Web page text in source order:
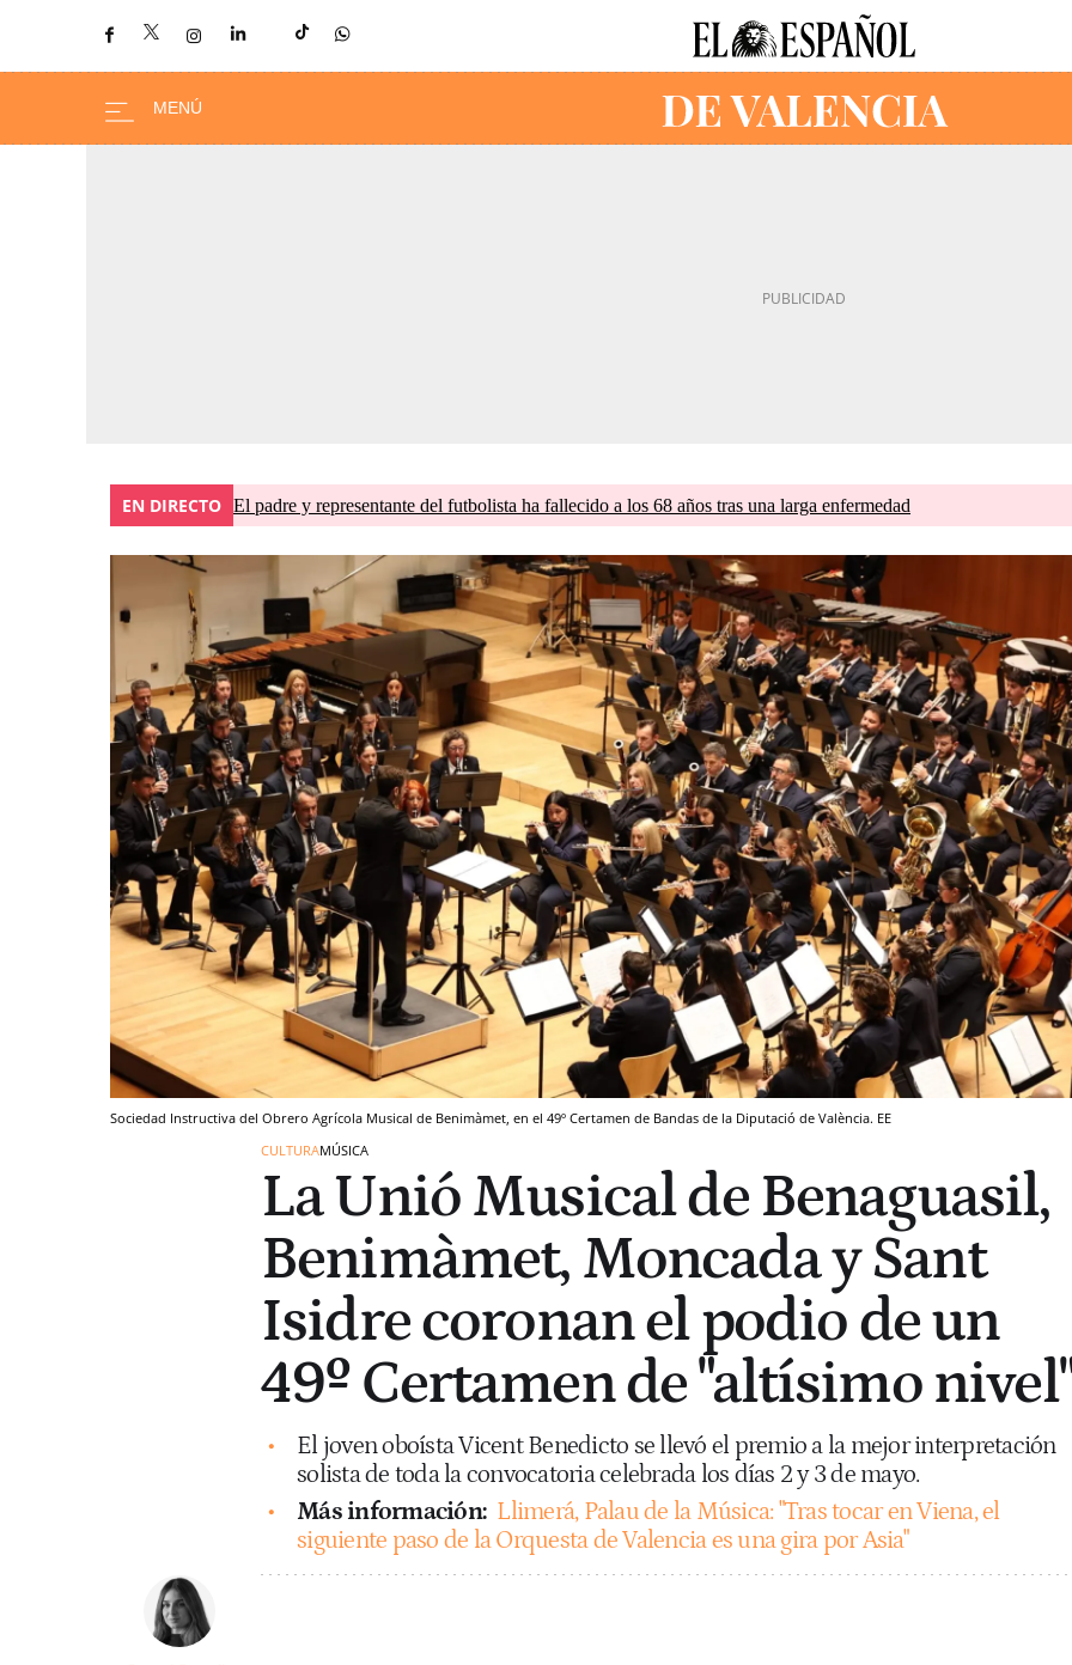
EN DIRECTO El padre y representante del futbolista ha fallecido a los 68 años tras una larga enfermedad
Sociedad Instructiva del Obrero Agrícola Musical de Benimàmet, en el 49º Certamen de Bandas de la Diputació de València. EE
CULTURAMÚSICA
La Unió Musical de Benaguasil,
Benimàmet, Moncada y Sant
Isidre coronan el podio de un
49º Certamen de "altísimo
El joven oboísta Vicent Benedicto se llevó el premio a la mejor interpretación
solista de toda la convocatoria celebrada los días 2 y 3 de mayo.
Más información: Llimerá, Palau de la Música: "Tras tocar en Viena, el
siguiente paso de la Orquesta de Valencia es una gira por Asia"